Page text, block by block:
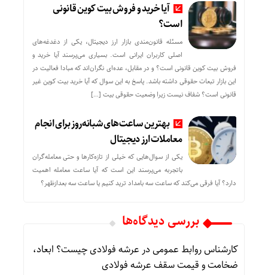
آیا خرید و فروش بیت کوین قانونی
است؟
مسئله قانون‌مندی بازار ارز دیجیتال، یکی از دغدغه‌های
اصلی کاربران ایرانی است. بسیاری می‌پرسند آیا خرید و
فروش بیت کوین قانونی است؟ و در مقابل، عده‌ای نگران‌اند که مبادا فعالیت در
این بازار تبعات حقوقی داشته باشد. پاسخ به این سوال که آیا خرید بیت کوین غیر
قانونی است؟ شفاف نیست زیرا وضعیت حقوقی بیت‌ […]
بهترین ساعت‌های شبانه‌روز برای انجام
معاملات ارز دیجیتال
یکی از سوال‌هایی که خیلی از تازه‌کارها و حتی معامله‌گران
باتجربه می‌پرسند این است که آیا ساعت معامله اهمیت
دارد؟ آیا فرقی می‌کند که ساعت سه بامداد ترید کنیم یا ساعت سه بعدازظهر؟
بررسی دیدگاه‌ها
کارشناس روابط عمومیدرعرشه فولادی چیست؟ ابعاد،
ضخامت و قیمت سقف عرشه فولادی